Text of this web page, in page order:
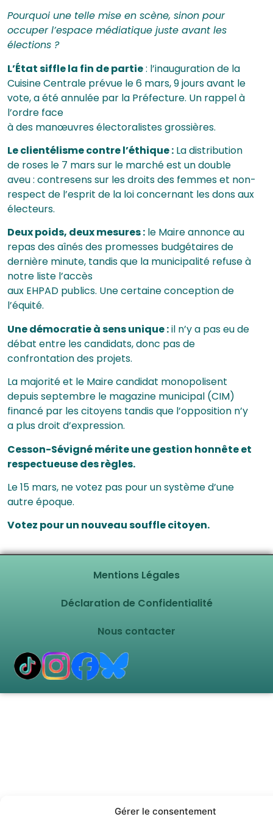
Gérer le consentement
Pourquoi une telle mise en scène, sinon pour
occuper l’espace médiatique juste avant les
élections ?
L’État siffle la fin de partie: l’inauguration de la
Cuisine Centrale prévue le 6 mars, 9 jours avant le
vote, a été annulée par la Préfecture. Un rappel à
l’ordre face
à des manœuvres électoralistes grossières.
Le clientélisme contre l’éthique : La distribution
de roses le 7 mars sur le marché est un double
aveu : contresens sur les droits des femmes et non-
respect de l’esprit de la loi concernant les dons aux
électeurs.
Deux poids, deux mesures : le Maire annonce au
repas des aînés des promesses budgétaires de
dernière minute, tandis que la municipalité refuse à
notre liste l’accès
aux EHPAD publics. Une certaine conception de
l’équité.
Une démocratie à sens unique :il n’y a pas eu de
débat entre les candidats, donc pas de
confrontation des projets.
La majorité et le Maire candidat monopolisent
depuis septembre le magazine municipal (CIM)
financé par les citoyens tandis que l’opposition n’y
a plus droit d’expression.
Cesson-Sévigné mérite une gestion honnête et
respectueuse des règles.
Le 15 mars, ne votez pas pour un système d’une
autre époque.
Votez pour un nouveau souffle citoyen.
Mentions Légales
Déclaration de Confidentialité
Nous contacter